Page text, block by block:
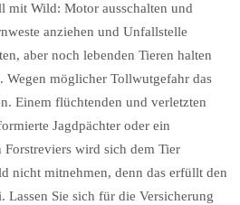
mit Wild: Motor ausschalten und
anziehen und Unfallstelle
aber noch lebenden Tieren halten
möglicher Tollwutgefahr das
Einem flüchtenden und verletzten
Jagdpächter oder ein
Forstreviers wird sich dem Tier
nicht mitnehmen, denn das erfüllt den
Lassen Sie sich für die Versicherung